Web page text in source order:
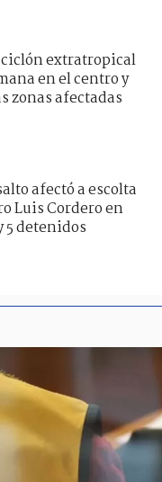
extratropical
en el centro y
zonas afectadas
afectó a escolta
Luis Cordero en
5 detenidos